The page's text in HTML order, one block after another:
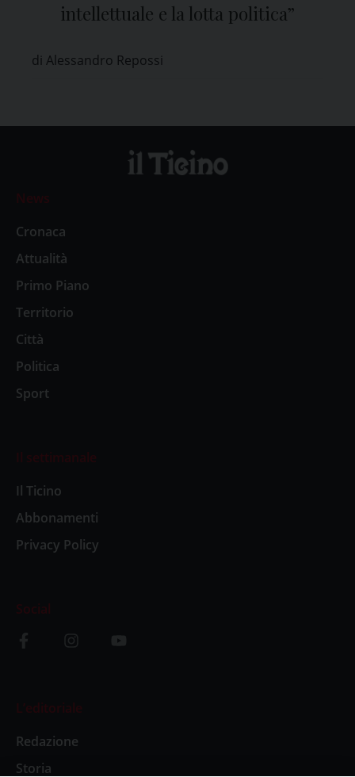
intellettuale e la lotta politica”
di Alessandro Repossi
News
Cronaca
Attualità
Primo Piano
Territorio
Città
Politica
Sport
Il settimanale
Il Ticino
Abbonamenti
Privacy Policy
Social
L’editoriale
Redazione
Storia